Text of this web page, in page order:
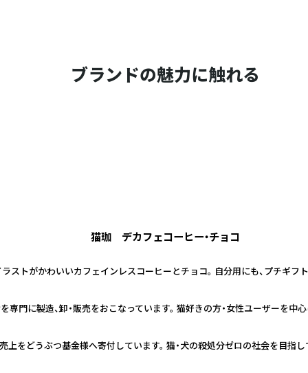
ブランドの魅力に触れる
猫珈 デカフェコーヒー・チョコ
トがかわいいカフェインレスコーヒーとチョコ。 自分用にも、プチギフ
専門に製造、卸・販売をおこなっています。 猫好きの方・女性ユーザーを
上をどうぶつ基金様へ寄付しています。 猫・犬の殺処分ゼロの社会を目指